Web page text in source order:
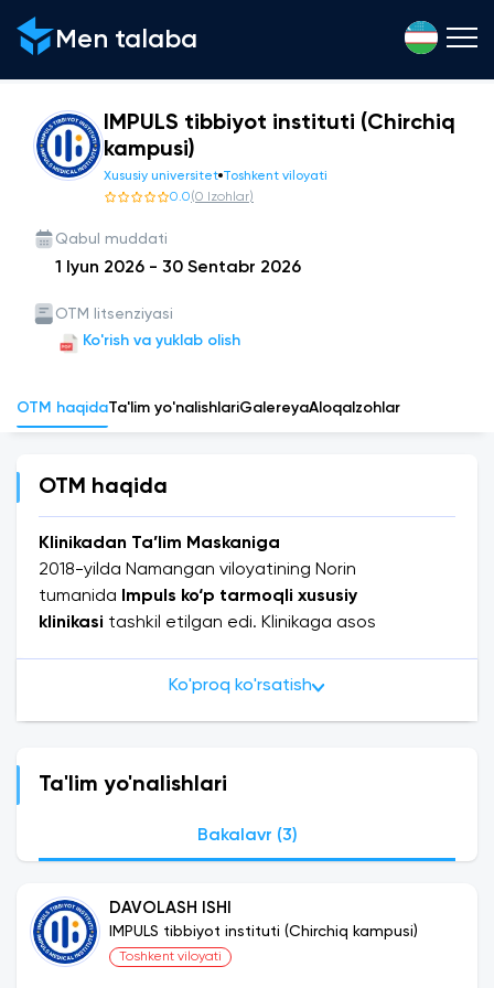
Men talaba
IMPULS tibbiyot instituti (Chirchiq
kampusi)
Xususiy universitet Toshkent viloyati
0.0(0 Izohlar)
Qabul muddati
1 Iyun 2026 - 30 Sentabr 2026
OTM litsenziyasi
Ko'rish va yuklab olish
OTM haqidaTa'lim yo'nalishlariGalereyaAloqa Izohlar
OTM haqida
Klinikadan Ta’lim Maskaniga
2018-yilda Namangan viloyatining Norin
tumanida
Impuls ko‘p tarmoqli xususiy
klinikasi tashkil etilgan edi. Klinikaga asos
sifatli va zamonaviy tibbiy xizmat ko‘rsatish
saqlash tizimlari uchun chuqur sinov bo‘ldi.
bemorlarga yordam berishga intilgan bo‘lsalar-da,
resurslar yetishmovchiligi va malakali kadrlar
Pandemiya paytida yuzaga kelgan bu muammolar
barcha tibbiyot muassasalari uchun umumiy
bo‘lishi, shuningdek malakali shifokorlar
Ko'proq ko'rsatish
Ta'lim yo'nalishlari
Bakalavr (3)
DAVOLASH ISHI
IMPULS tibbiyot instituti (Chirchiq kampusi)
Toshkent viloyati